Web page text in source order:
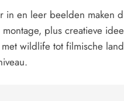
in en leer beelden maken
plus creatieve
wildlife tot filmische